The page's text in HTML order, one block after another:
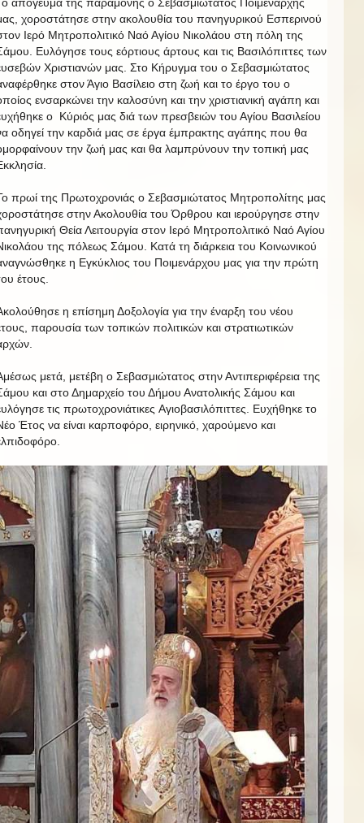
απόγευμα της παραμονής ο Σεβασμιώτατος Ποιμενάρχης
χοροστάτησε στην ακολουθία του πανηγυρικού Εσπερινού
Ιερό Μητροπολιτικό Ναό Αγίου Νικολάου στη πόλη της
Ευλόγησε τους εόρτιους άρτους και τις Βασιλόπιττες των
Χριστιανών μας. Στο Κήρυγμα του ο Σεβασμιώτατος
στον Άγιο Βασίλειο στη ζωή και το έργο του ο
ενσαρκώνει την καλοσύνη και την χριστιανική αγάπη και
ο Κύριός μας διά των πρεσβειών του Αγίου Βασιλείου
οδηγεί την καρδιά μας σε έργα έμπρακτης αγάπης που θα
την ζωή μας και θα λαμπρύνουν την τοπική μας
πρωί της Πρωτοχρονιάς ο Σεβασμιώτατος Μητροπολίτης μας
στην Ακολουθία του Όρθρου και ιερούργησε στην
Θεία Λειτουργία στον Ιερό Μητροπολιτικό Ναό Αγίου
της πόλεως Σάμου. Κατά τη διάρκεια του Κοινωνικού
η Εγκύκλιος του Ποιμενάρχου μας για την πρώτη
έτους.
η επίσημη Δοξολογία για την έναρξη του νέου
παρουσία των τοπικών πολιτικών και στρατιωτικών
μετά, μετέβη ο Σεβασμιώτατος στην Αντιπεριφέρεια της
και στο Δημαρχείο του Δήμου Ανατολικής Σάμου και
τις πρωτοχρονιάτικες Αγιοβασιλόπιττες. Ευχήθηκε το
Έτος να είναι καρποφόρο, ειρηνικό, χαρούμενο και